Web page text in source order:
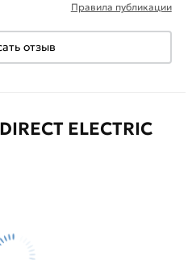
Правила публикации
отзыв
ELECTRIC